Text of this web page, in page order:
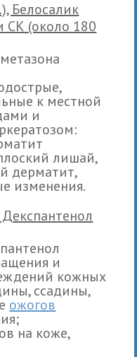
Белосалик
СК (около 180
к местной
и
лишай,
дерматит,
изменения.
и
кожных
ссадины,
ожогов
на коже,